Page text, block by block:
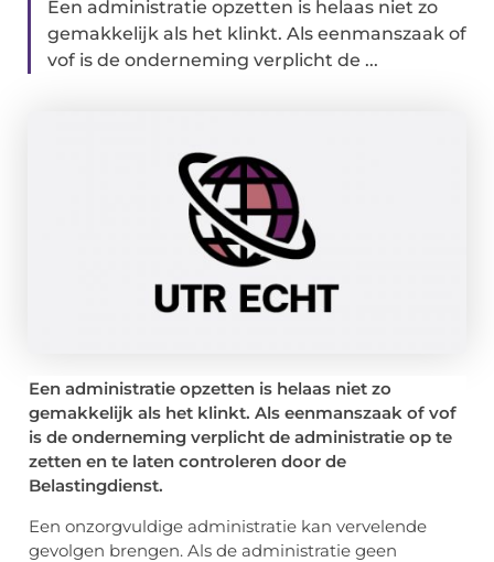
Een administratie opzetten is helaas niet zo
gemakkelijk als het klinkt. Als eenmanszaak of
vof is de onderneming verplicht de ...
Een administratie opzetten is helaas niet zo
gemakkelijk als het klinkt. Als eenmanszaak of vof
is de onderneming verplicht de administratie op te
zetten en te laten controleren door de
Belastingdienst.
Een onzorgvuldige administratie kan vervelende
gevolgen brengen. Als de administratie geen